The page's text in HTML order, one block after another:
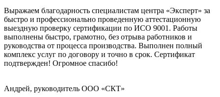
Выражаем благодарность специалистам центра «Эксперт» за
быстро и профессионально проведенную аттестационную
выездную проверку сертификации по ИСО 9001. Работы
выполнены быстро, грамотно, без отрыва работников и
руководства от процесса производства. Выполнен полный
комплекс услуг по договору и точно в срок. Сертификат
подтвержден! Огромное спасибо!
Андрей, руководитель ООО «СКТ»